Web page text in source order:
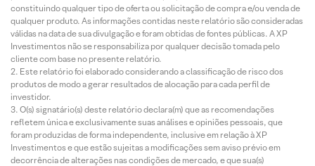
constituindo qualquer tipo de oferta ou solicitação de compra e/ou venda de
qualquer produto. As informações contidas neste relatório são consideradas
válidas na data de sua divulgação e foram obtidas de fontes públicas. A XP
Investimentos não se responsabiliza por qualquer decisão tomada pelo
cliente com base no presente relatório.
Este relatório foi elaborado considerando a classificação de risco dos
produtos de modo a gerar resultados de alocação para cada perfil de
investidor.
O(s) signatário(s) deste relatório declara(m) que as recomendações
refletem única e exclusivamente suas análises e opiniões pessoais, que
foram produzidas de forma independente, inclusive em relação à XP
Investimentos e que estão sujeitas a modificações sem aviso prévio em
decorrência de alterações nas condições de mercado, e que sua(s)